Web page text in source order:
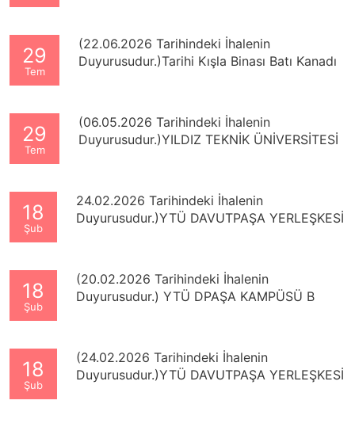
29
Tem
(22.06.2026 Tarihindeki İhalenin
Duyurusudur.)Tarihi Kışla Binası Batı Kanadı
29
Tem
(06.05.2026 Tarihindeki İhalenin
Duyurusudur.)YILDIZ TEKNİK ÜNİVERSİTESİ
DEĞİŞİKLİĞİ VE 1/1000 ÖLÇEKLİ
UYGULAMA İMAR PLANI DEĞİŞİKLİĞİ
HİZMET ALIMI
18
Şub
24.02.2026 Tarihindeki İhalenin
Duyurusudur.)YTÜ DAVUTPAŞA YERLEŞKESİ
18
Şub
(20.02.2026 Tarihindeki İhalenin
Duyurusudur.) YTÜ DPAŞA KAMPÜSÜ B
18
Şub
(24.02.2026 Tarihindeki İhalenin
Duyurusudur.)YTÜ DAVUTPAŞA YERLEŞKESİ